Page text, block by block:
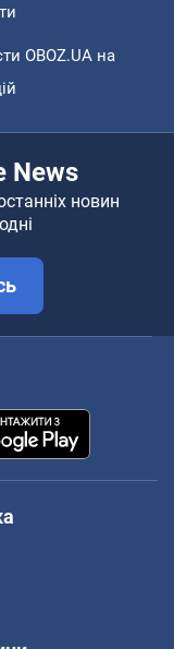
OBOZ.UA на
News
новин